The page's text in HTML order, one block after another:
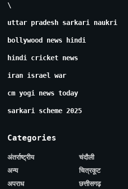
\
uttar pradesh sarkari naukri
bollywood news hindi
hindi cricket news
iran israel war
cm yogi news today
sarkari scheme 2025
Categories
अंतर्राष्ट्रीय
अन्य
अपराध
चंदौली
चित्रकूट
छत्तीसगढ़